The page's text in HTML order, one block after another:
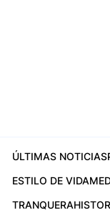
ÚLTIMAS NOTICIAS
ESTILO DE VIDA
TRANQUERA